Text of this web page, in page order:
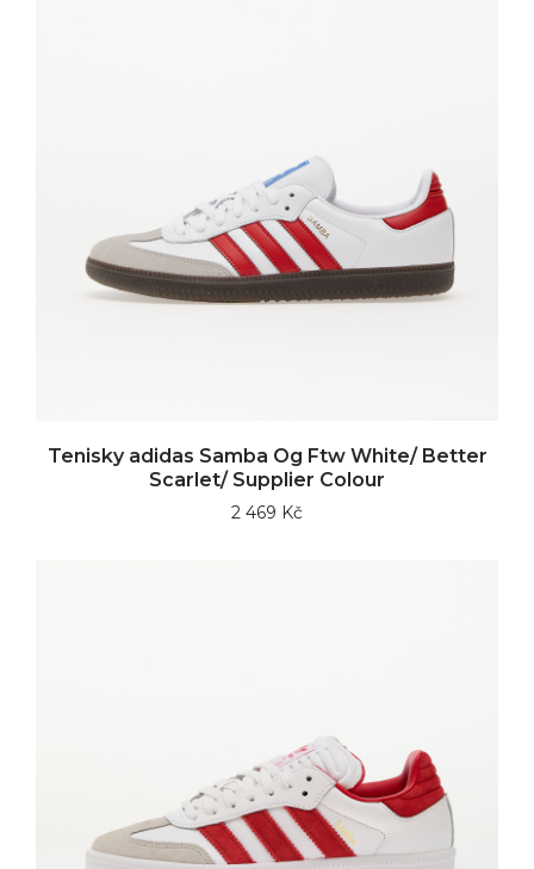
Tenisky adidas Samba Og Ftw White/ Better
Scarlet/ Supplier Colour
2 469 Kč